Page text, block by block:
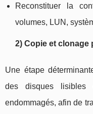
Reconstituer la
volumes, LUN,
2) Copie et clonage
Une étape
des disques
endommagés, afin de